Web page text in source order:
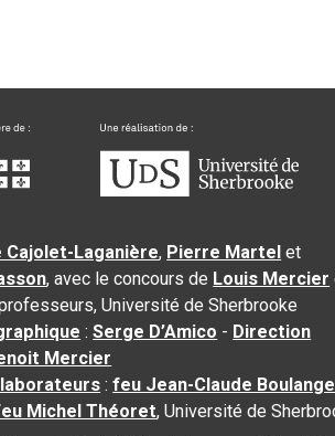
Cajolet-Laganière, Pierre Martel et
, avec le concours de Louis Mercier
Université de Sherbrooke
:Serge D’Amico - Direction
Mercier
:feu Jean-Claude
Michel Théoret, Université de